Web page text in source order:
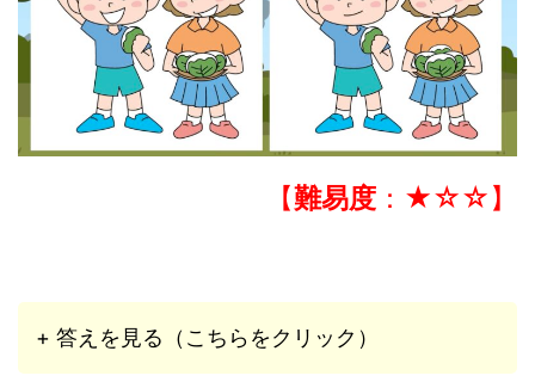
【難易度 ：★☆☆】
+ 答えを見る（こちらをクリック）